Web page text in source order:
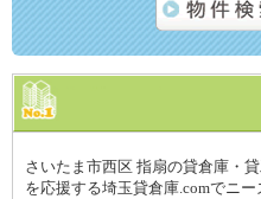
さいたま市西区 指扇の貸倉庫・
を応援する埼玉貸倉庫.comでニ